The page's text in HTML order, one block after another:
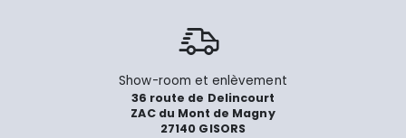
Show-room et enlèvement
36 route de Delincourt
ZAC du Mont de Magny
27140 GISORS